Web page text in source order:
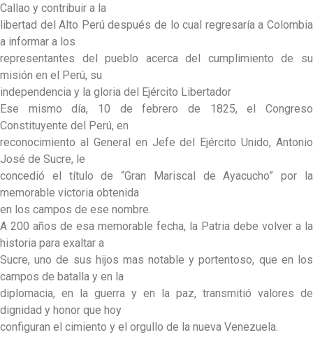
Callao y contribuir a la
libertad del Alto Perú después de lo cual regresaría a Colombia
a informar a los
representantes del pueblo acerca del cumplimiento de su
misión en el Perú, su
independencia y la gloria del Ejército Libertador
Ese mismo día, 10 de febrero de 1825, el Congreso
Constituyente del Perú, en
reconocimiento al General en Jefe del Ejército Unido, Antonio
José de Sucre, le
concedió el título de “Gran Mariscal de Ayacucho” por la
memorable victoria obtenida
en los campos de ese nombre.
A 200 años de esa memorable fecha, la Patria debe volver a la
historia para exaltar a
Sucre, uno de sus hijos mas notable y portentoso, que en los
campos de batalla y en la
diplomacia, en la guerra y en la paz, transmitió valores de
dignidad y honor que hoy
configuran el cimiento y el orgullo de la nueva Venezuela.